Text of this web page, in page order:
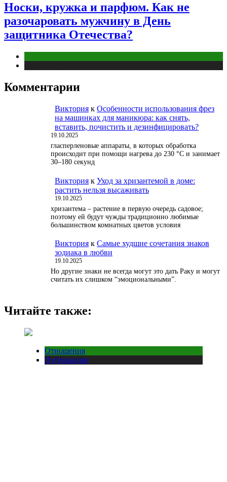
Носки, кружка и парфюм. Как не
разочаровать мужчину в День
защитника Отечества?
Комментарии
Виктория к Особенности использования фрез
на машинках для маникюра: как снять,
вставить, почистить и дезинфицировать?
19.10.2025
гласперленовые аппараты, в которых обработка
происходит при помощи нагрева до 230 °С и занимает
30–180 секунд
Виктория к Уход за хризантемой в доме:
растить нельзя высаживать
19.10.2025
хризантема – растение в первую очередь садовое;
поэтому ей будут чужды традиционно любимые
большинством комнатных цветов условия
Виктория к Самые худшие сочетания знаков
зодиака в любви
19.10.2025
Но другие знаки не всегда могут это дать Раку и могут
считать их слишком “эмоциональными”.
Читайте также:
Отношения
Публикации